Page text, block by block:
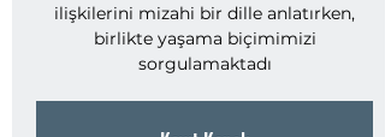
ilişkilerini mizahi bir dille anlatırken,
birlikte yaşama biçimimizi
sorgulamaktadı